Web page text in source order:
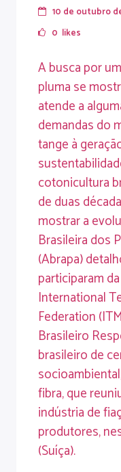
10 de outubro
0 likes
A busca por
pluma se
atende a
demandas do
tange à
cotonicultura
de duas
mostrar a
Brasileira dos
(Abrapa)
participaram
International
Federation
Brasileiro
brasileiro de
fibra, que
indústria de
produtores,
(Suíça).